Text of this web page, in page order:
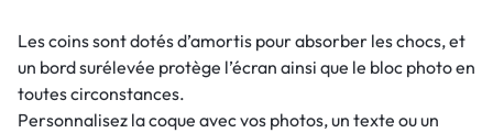
Les coins sont dotés d’amortis pour absorber les chocs, et
un bord surélevée protège l’écran ainsi que le bloc photo en
toutes circonstances.
Personnalisez la coque avec vos photos, un texte ou un